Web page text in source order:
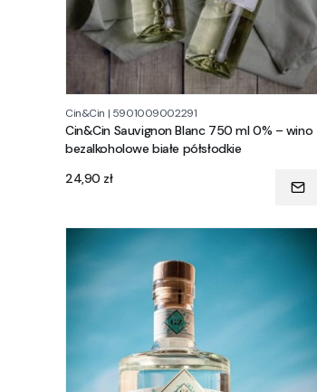
Cin&Cin | 5901009002291
Cin&Cin Sauvignon Blanc 750 ml 0% – wino
bezalkoholowe białe półsłodkie
Cena
24,90 zł